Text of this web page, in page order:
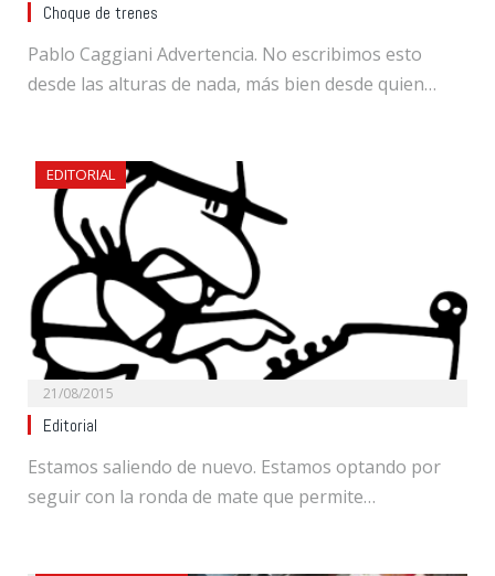
Choque de trenes
Pablo Caggiani Advertencia. No escribimos esto
desde las alturas de nada, más bien desde quien…
EDITORIAL
21/08/2015
Editorial
Estamos saliendo de nuevo. Estamos optando por
seguir con la ronda de mate que permite…